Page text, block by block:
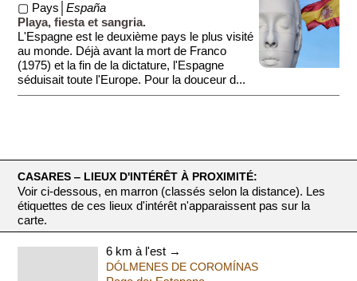
▢ Pays│España
Playa, fiesta et sangria.
L'Espagne est le deuxième pays le plus visité
au monde. Déjà avant la mort de Franco
(1975) et la fin de la dictature, l'Espagne
séduisait toute l'Europe. Pour la douceur d...
CASARES ‒ LIEUX D'INTÉRÊT À PROXIMITÉ:
Voir ci-dessous, en marron (classés selon la distance). Les
étiquettes de ces lieux d'intérêt n'apparaissent pas sur la
carte.
6 km à l'est →
DÓLMENES DE COROMÍNAS